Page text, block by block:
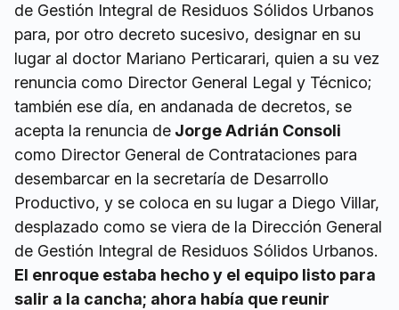
de Gestión Integral de Residuos Sólidos Urbanos
para, por otro decreto sucesivo, designar en su
lugar al doctor Mariano Perticarari, quien a su vez
renuncia como Director General Legal y Técnico;
también ese día, en andanada de decretos, se
acepta la renuncia de Jorge Adrián Consoli
como Director General de Contrataciones para
desembarcar en la secretaría de Desarrollo
Productivo, y se coloca en su lugar a Diego Villar,
desplazado como se viera de la Dirección General
de Gestión Integral de Residuos Sólidos Urbanos.
El enroque estaba hecho y el equipo listo para
salir a la cancha; ahora había que reunir